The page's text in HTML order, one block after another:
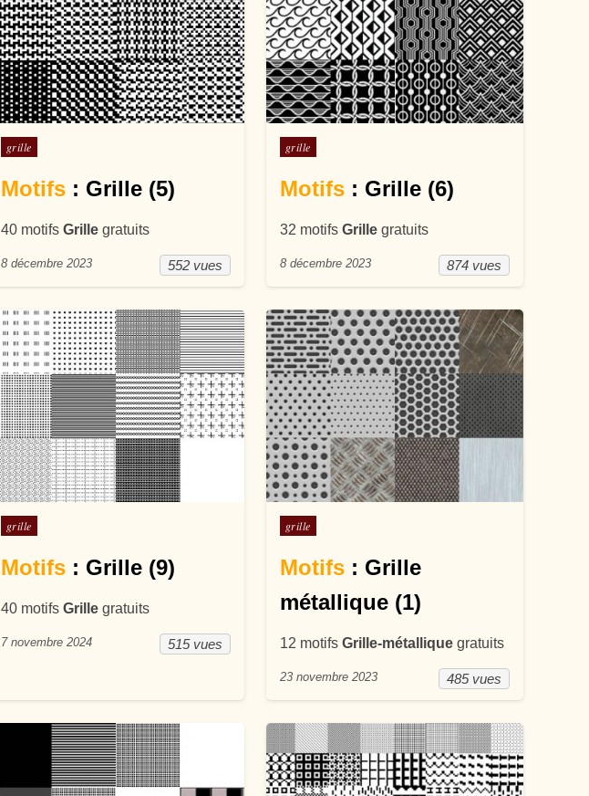
Posté dans
grille
Motifs: Grille (5)
40 motifs Grillegratuits
552 vues
8 décembre 2023
Posté dans
grille
Motifs: Grille (6)
32 motifs Grillegratuits
874 vues
8 décembre 2023
Posté dans
grille
Motifs: Grille (9)
40 motifs Grillegratuits
515 vues
7 novembre 2024
Posté dans
grille
Motifs: Grille
métallique (1)
12 motifs Grille-métalliquegratuits
485 vues
23 novembre 2023